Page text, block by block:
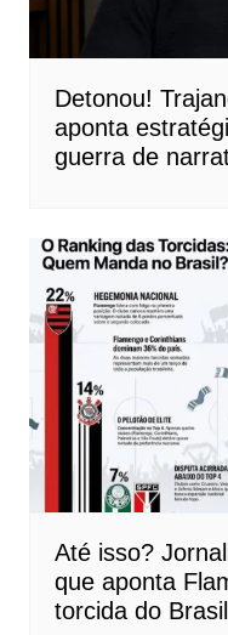
Detonou!
aponta
guerra de
Até isso?
que aponta
torcida do Brasil